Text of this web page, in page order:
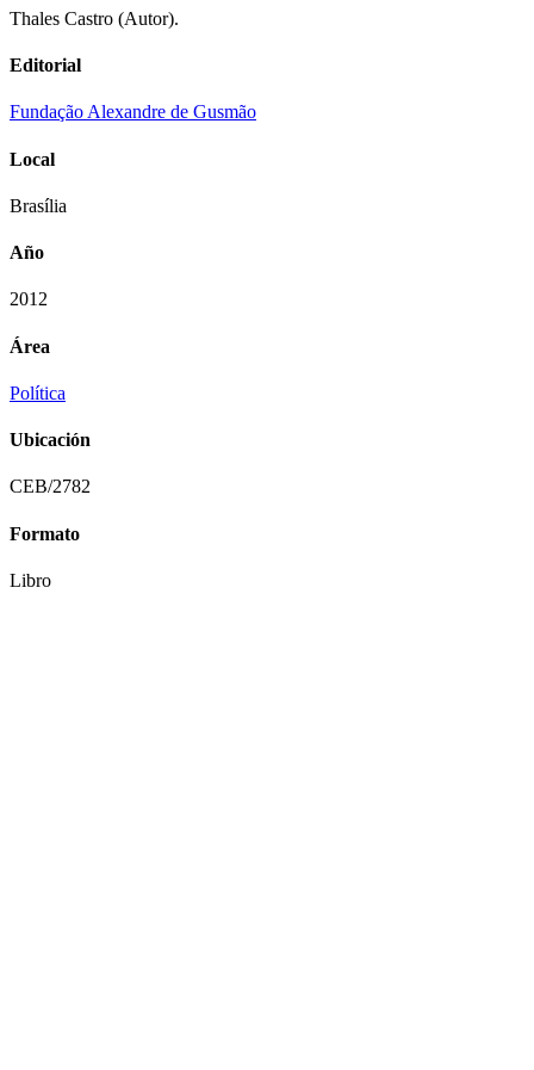
Thales Castro (Autor).
Editorial
Fundação Alexandre de Gusmão
Local
Brasília
Año
2012
Área
Política
Ubicación
CEB/2782
Formato
Libro